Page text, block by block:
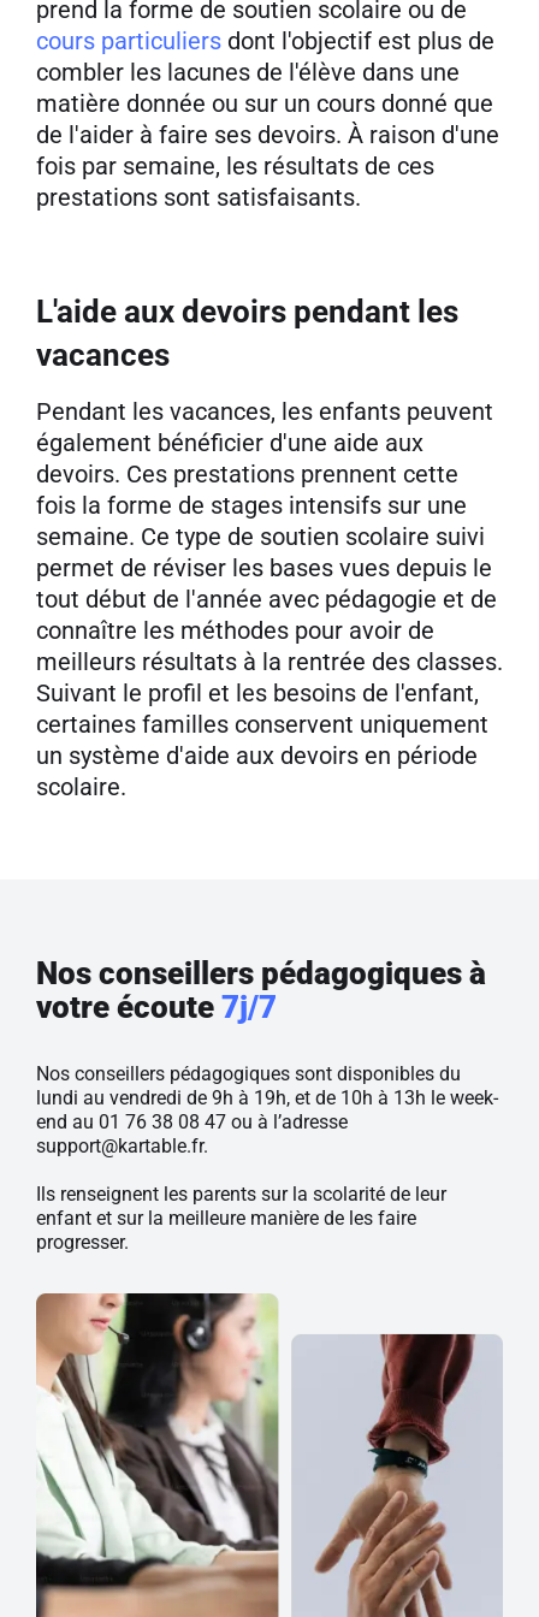
prend la forme de soutien scolaire ou de
cours particuliers dont l'objectif est plus de
combler les lacunes de l'élève dans une
matière donnée ou sur un cours donné que
de l'aider à faire ses devoirs. À raison d'une
fois par semaine, les résultats de ces
prestations sont satisfaisants.
L'aide aux devoirs pendant les
vacances
Pendant les vacances, les enfants peuvent
également bénéficier d'une aide aux
devoirs. Ces prestations prennent cette
fois la forme de stages intensifs sur une
semaine. Ce type de soutien scolaire suivi
permet de réviser les bases vues depuis le
tout début de l'année avec pédagogie et de
connaître les méthodes pour avoir de
meilleurs résultats à la rentrée des classes.
Suivant le profil et les besoins de l'enfant,
certaines familles conservent uniquement
un système d'aide aux devoirs en période
scolaire.
Nos conseillers pédagogiques à
votre écoute 7j/7
Nos conseillers pédagogiques sont disponibles du
lundi au vendredi de 9h à 19h, et de 10h à 13h le week-
end au 01 76 38 08 47 ou à l’adresse
support@kartable.fr.
Ils renseignent les parents sur la scolarité de leur
enfant et sur la meilleure manière de les faire
progresser.